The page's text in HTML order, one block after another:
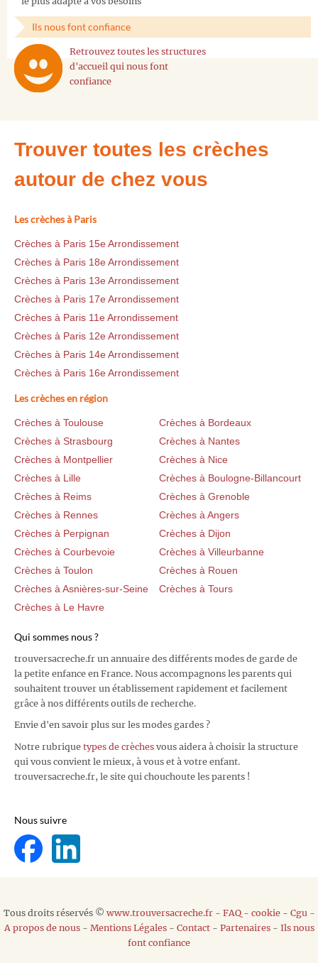
Ils nous font confiance
Retrouvez toutes les structures
d'accueil qui nous font
confiance
Trouver toutes les crèches
autour de chez vous
Les crèches à Paris
Crèches à Paris 15e Arrondissement
Crèches à Paris 18e Arrondissement
Crèches à Paris 13e Arrondissement
Crèches à Paris 17e Arrondissement
Crèches à Paris 11e Arrondissement
Crèches à Paris 12e Arrondissement
Crèches à Paris 14e Arrondissement
Crèches à Paris 16e Arrondissement
Les crèches en région
Crèches à Toulouse
Crèches à Bordeaux
Crèches à Strasbourg
Crèches à Nantes
Crèches à Montpellier
Crèches à Nice
Crèches à Lille
Crèches à Boulogne-Billancourt
Crèches à Reims
Crèches à Grenoble
Crèches à Rennes
Crèches à Angers
Crèches à Perpignan
Crèches à Dijon
Crèches à Courbevoie
Crèches à Villeurbanne
Crèches à Toulon
Crèches à Rouen
Crèches à Asnières-sur-Seine
Crèches à Tours
Crèches à Le Havre
Qui sommes nous ?
trouversacreche.fr un annuaire des différents modes de garde de
la petite enfance en France. Nous accompagnons les parents qui
souhaitent trouver un établissement rapidement et facilement
grâce à nos différents outils de recherche.
Envie d'en savoir plus sur les modes gardes ?
Notre rubrique types de crèches vous aidera à choisir la structure
qui vous convient le mieux, à vous et à votre enfant.
trouversacreche.fr, le site qui chouchoute les parents !
Nous suivre
Tous droits réservés © www.trouversacreche.fr- FAQ- cookie- Cgu-
A propos de nous- Mentions Légales- Contact- Partenaires- Ils nous
font confiance